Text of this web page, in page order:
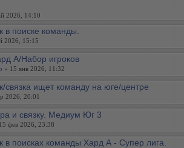
2026, 14:10
в поиске команды.
2026, 15:15
А/Набор игроков
» 15 янв 2026, 11:32
связка ищет команду на юге/центре
2026, 20:01
и связку. Медиум Юг 3
фев 2026, 23:38
в поисках команды Хард А - Супер лига.